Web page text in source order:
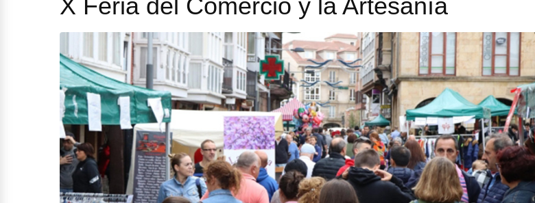
X Feria del Comercio y la Artesanía